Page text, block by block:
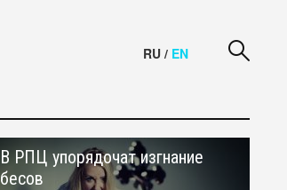
RU / EN
В РПЦ упорядочат изгнание
бесов